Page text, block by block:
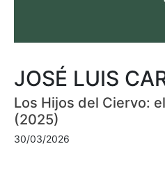
JOSÉ LUIS
Los Hijos del Ciervo:
(2025)
30/03/2026